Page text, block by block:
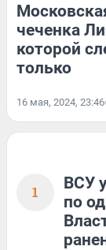
чеченка
которой
только
16 мая, 2024, 23:46
1
ВСУ
по